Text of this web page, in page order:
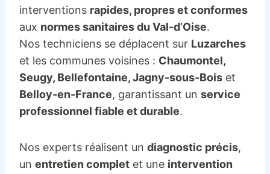
interventions rapides, propres et conformes
aux normes sanitaires du Val-d’Oise.
Nos techniciens se déplacent sur Luzarches
et les communes voisines : Chaumontel,
Seugy, Bellefontaine, Jagny-sous-Bois et
Belloy-en-France, garantissant un service
professionnel fiable et durable.
Nos experts réalisent un diagnostic précis,
un entretien complet et une intervention